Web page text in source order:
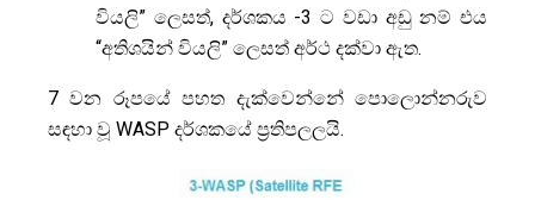
වියලි” ලෙසත්, දර්ශකය -3 ට වඩා අඩු නම් එය
“අතිශයින් වියලි” ලෙසත් අර්ථ දක්වා ඇත.
7 වන රූපයේ පහත දැක්වෙන්නේ පොලොන්නරුව
සඳහා වූ WASP දර්ශකයේ ප්‍රතිපලලයි.